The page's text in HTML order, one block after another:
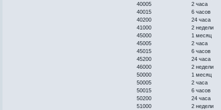
40005 2 часа
40015 6 часов
40200 24 часа
41000 2 недели
45000 1 месяц
45005 2 часа
45015 6 часов
45200 24 часа
46000 2 недели
50000 1 месяц
50005 2 часа
50015 6 часов
50200 24 часа
51000 2 недели